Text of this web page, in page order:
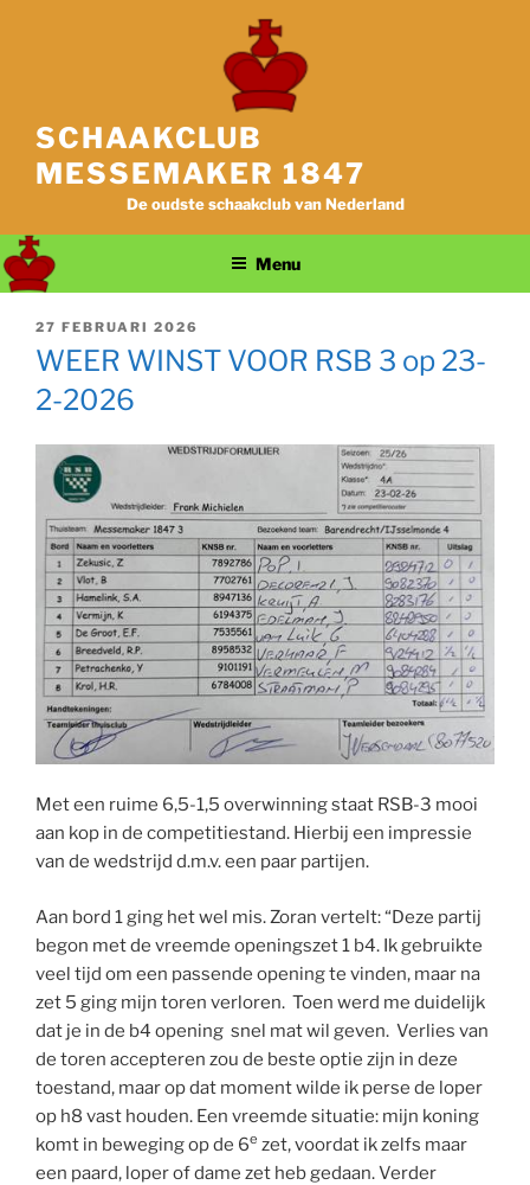
SCHAAKCLUB
MESSEMAKER 1847
De oudste schaakclub van Nederland
Menu
GEPLAATST
OP
27 FEBRUARI 2026
WEER WINST VOOR RSB 3 op 23-
2-2026
Met een ruime 6,5-1,5 overwinning staat RSB-3 mooi
aan kop in de competitiestand. Hierbij een impressie
van de wedstrijd d.m.v. een paar partijen.
Aan bord 1 ging het wel mis. Zoran vertelt: “Deze partij
begon met de vreemde openingszet 1 b4. Ik gebruikte
veel tijd om een passende opening te vinden, maar na
zet 5 ging mijn toren verloren. Toen werd me duidelijk
dat je in de b4 opening snel mat wil geven. Verlies van
de toren accepteren zou de beste optie zijn in deze
toestand, maar op dat moment wilde ik perse de loper
op h8 vast houden. Een vreemde situatie: mijn koning
komt in beweging op de 6e zet, voordat ik zelfs maar
een paard, loper of dame zet heb gedaan. Verder